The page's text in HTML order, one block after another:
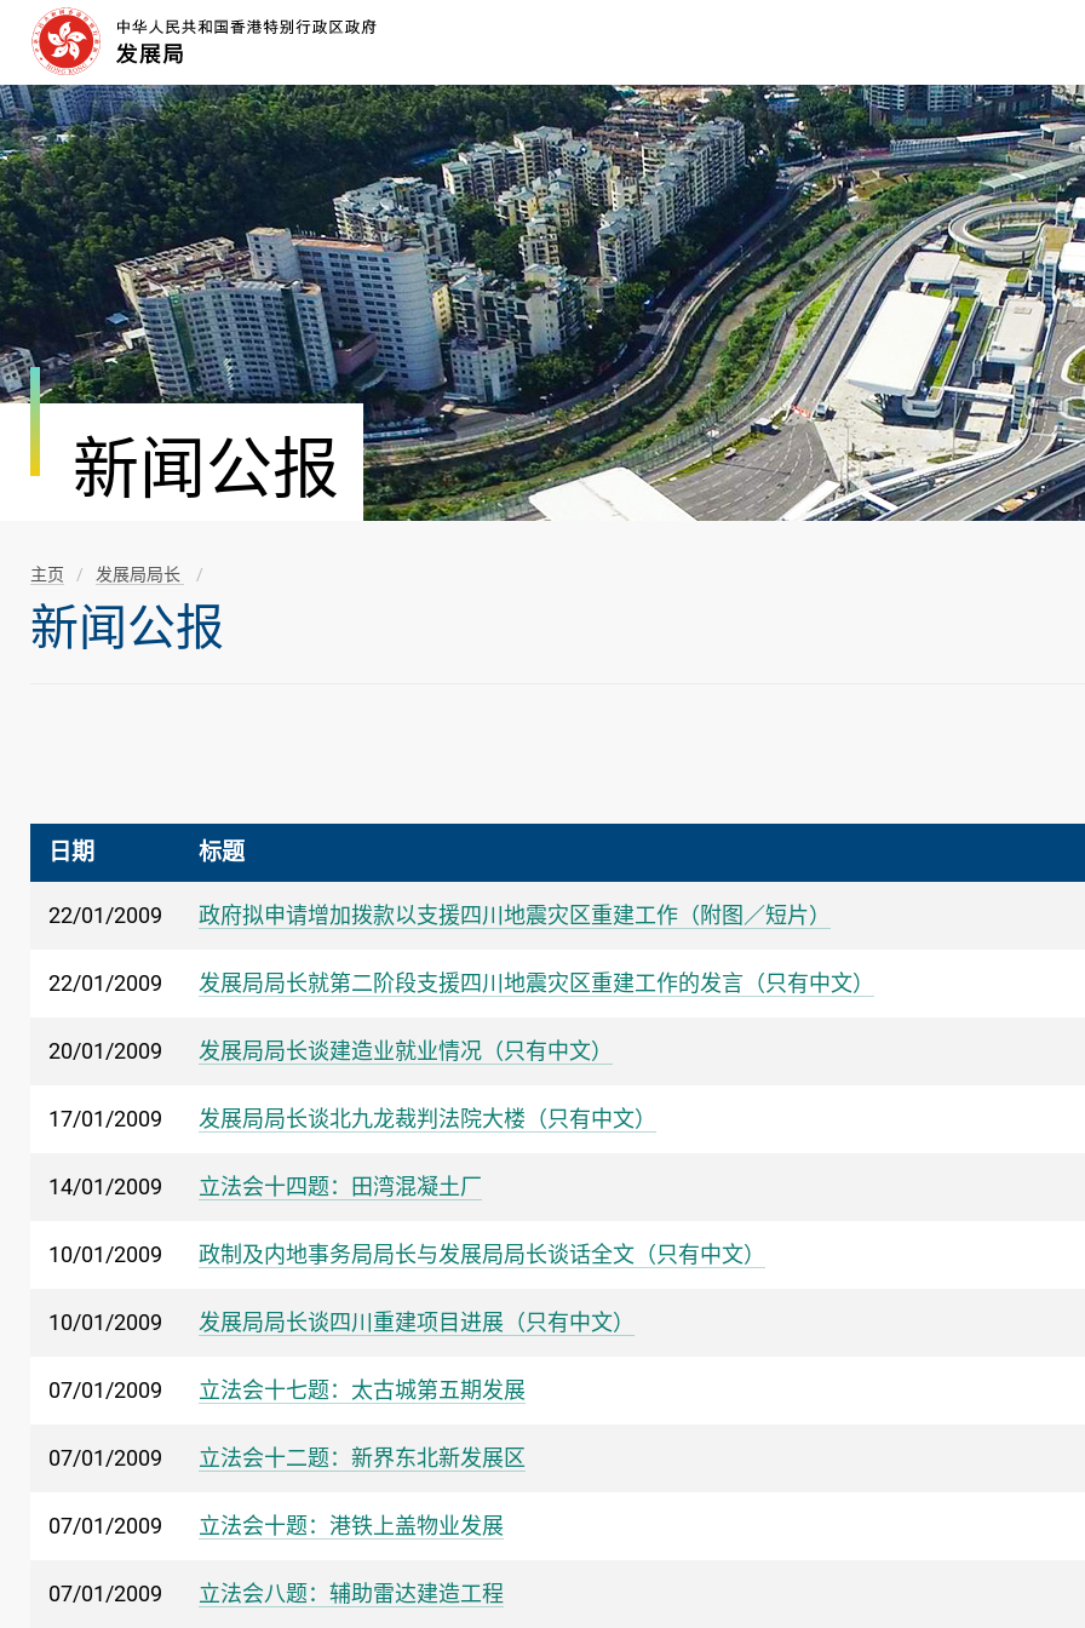
容
开
始
新闻公报
主页 发展局局长
新闻公报
日期 标题
22/01/2009 政府拟申请增加拨款以支援四川地震灾区重建工作（附图／短片）
22/01/2009 发展局局长就第二阶段支援四川地震灾区重建工作的发言（只有中文）
20/01/2009 发展局局长谈建造业就业情况（只有中文）
17/01/2009 发展局局长谈北九龙裁判法院大楼（只有中文）
14/01/2009 立法会十四题：田湾混凝土厂
10/01/2009 政制及内地事务局局长与发展局局长谈话全文（只有中文）
10/01/2009 发展局局长谈四川重建项目进展（只有中文）
07/01/2009 立法会十七题：太古城第五期发展
07/01/2009 立法会十二题：新界东北新发展区
07/01/2009 立法会十题：港铁上盖物业发展
07/01/2009 立法会八题：辅助雷达建造工程